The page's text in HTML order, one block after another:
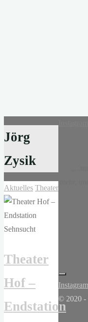
Jörg
Zysik
Aktuelles Theater
Theater
Hof –
Endstation
Instagram
© 2020 -